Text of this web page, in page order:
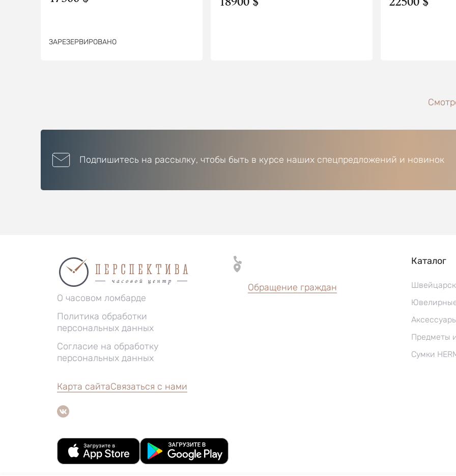
ЗАРЕЗЕРВИРОВАНО
Подпишитесь на рассылку, чтобы быть в курсе наших спецпредложений и новинок
О часовом ломбарде
Политика обработки
персональных данных
Согласие на обработку
персональных данных
Обращение граждан
Каталог
Предметы
Сумки
Карта сайтаСвязаться с нами